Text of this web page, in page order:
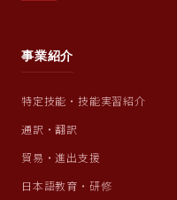
事業紹介
特定技能・技能実習紹介
通訳・翻訳
貿易・進出支援
日本語教育・研修